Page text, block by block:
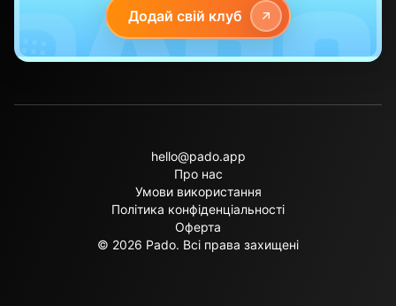
Kryvyi Rih
Додай свій клуб
© 2026 Pado. Всі права захищені
hello@pado.app
Про нас
Умови використання
Політика конфіденціальності
Оферта